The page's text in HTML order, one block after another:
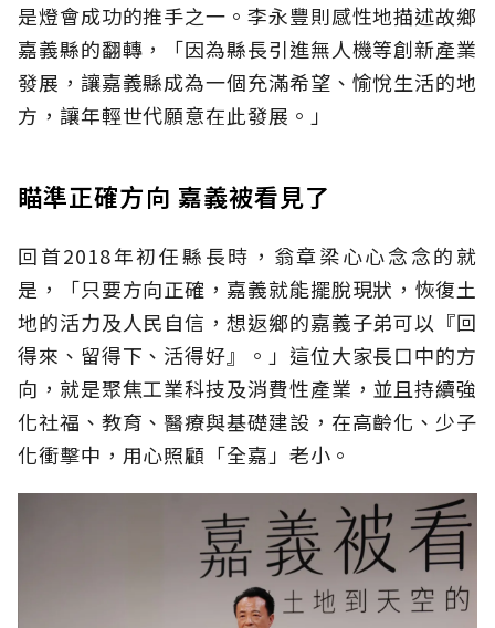
是燈會成功的推手之一。李永豐則感性地描述故鄉
嘉義縣的翻轉，「因為縣長引進無人機等創新產業
發展，讓嘉義縣成為一個充滿希望、愉悅生活的地
方，讓年輕世代願意在此發展。」
瞄準正確方向 嘉義被看見了
回首2018年初任縣長時，翁章梁心心念念的就
是，「只要方向正確，嘉義就能擺脫現狀，恢復土
地的活力及人民自信，想返鄉的嘉義子弟可以『回
得來、留得下、活得好』。」這位大家長口中的方
向，就是聚焦工業科技及消費性產業，並且持續強
化社福、教育、醫療與基礎建設，在高齡化、少子
化衝擊中，用心照顧「全嘉」老小。